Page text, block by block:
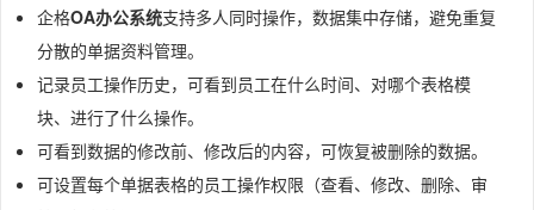
企格OA办公系统支持多人同时操作，数据集中存储，避免重复
分散的单据资料管理。
记录员工操作历史，可看到员工在什么时间、对哪个表格模
块、进行了什么操作。
可看到数据的修改前、修改后的内容，可恢复被删除的数据。
可设置每个单据表格的员工操作权限（查看、修改、删除、审